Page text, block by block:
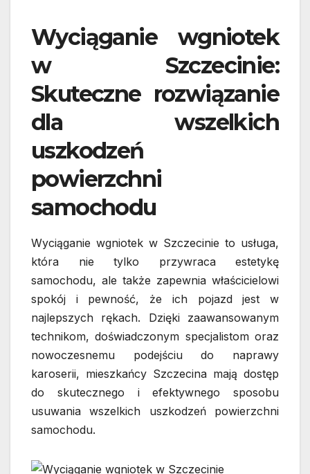
Wyciąganie wgniotek
w Szczecinie:
Skuteczne rozwiązanie
dla wszelkich
uszkodzeń
powierzchni
samochodu
Wyciąganie wgniotek w Szczecinie to usługa,
która nie tylko przywraca estetykę
samochodu, ale także zapewnia właścicielowi
spokój i pewność, że ich pojazd jest w
najlepszych rękach. Dzięki zaawansowanym
technikom, doświadczonym specjalistom oraz
nowoczesnemu podejściu do naprawy
karoserii, mieszkańcy Szczecina mają dostęp
do skutecznego i efektywnego sposobu
usuwania wszelkich uszkodzeń powierzchni
samochodu.